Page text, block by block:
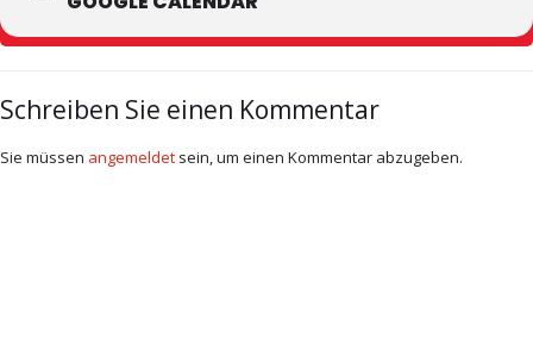
Schreiben Sie einen Kommentar
Sie müssen angemeldet sein, um einen Kommentar abzugeben.